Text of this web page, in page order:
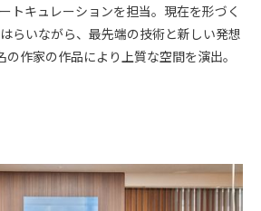
トキュレーションを担当。現在を形づく
らいながら、最先端の技術と新しい発想
作家の作品により上質な空間を演出。